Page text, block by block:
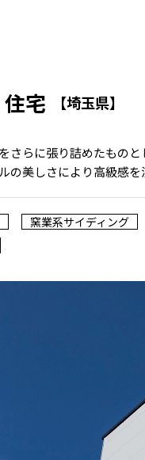
宅 【埼玉県】
さらに張り詰めたもの
の美しさにより高級感
窯業系サイディング